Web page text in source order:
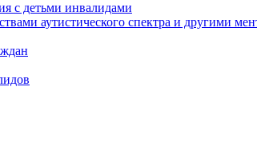
с детьми инвалидами
аутистического спектра и другими